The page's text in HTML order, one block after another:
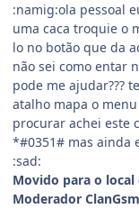
:namig:ola pessoal
uma caca troquie o
lo no botão que da
não sei como entar
pode me ajudar???
atalho mapa o
procurar achei este
*#0351# mas ainda
:sad:
Movido para o local
Moderador